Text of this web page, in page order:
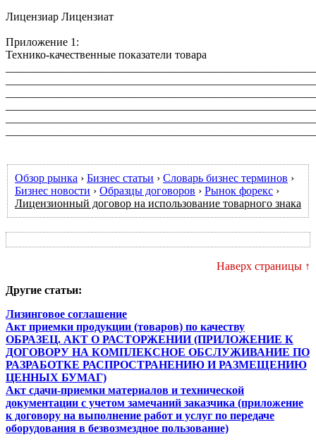
Лицензиар Лицензиат
Приложение 1:
Технико-качественные показатели товара
Обзор рынка › Бизнес статьи › Словарь бизнес терминов ›
Бизнес новости › Образцы договоров › Рынок форекс ›
Лицензионный договор на использование товарного знака
Наверх страницы ↑
Другие статьи:
Лизинговое соглашение
Акт приемки продукции (товаров) по качеству
ОБРАЗЕЦ. АКТ О РАСТОРЖЕНИИ (ПРИЛОЖЕНИЕ К
ДОГОВОРУ НА КОМПЛЕКСНОЕ ОБСЛУЖИВАНИЕ ПО
РАЗРАБОТКЕ РАСПРОСТРАНЕНИЮ И РАЗМЕЩЕНИЮ
ЦЕННЫХ БУМАГ)
Акт сдачи-приемки материалов и технической
документации с учетом замечаний заказчика (приложение
к договору на выполнение работ и услуг по передаче
оборудования в безвозмездное пользование)